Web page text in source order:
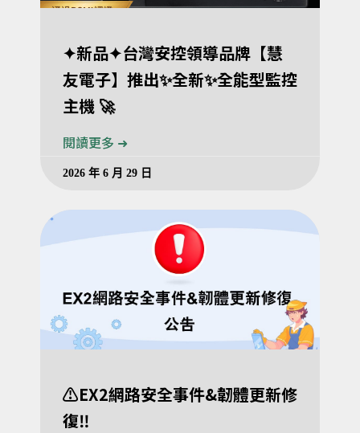
✦新品✦台灣安控領導品牌【慧
友電子】推出✨全新✨全能型監控
主機 🚀
閱讀更多 ➜
2026 年 6 月 29 日
⚠️EX2網路安全事件&韌體更新修
復‼️